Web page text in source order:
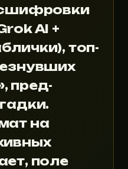
AI +
топ-
пред-
на
поле